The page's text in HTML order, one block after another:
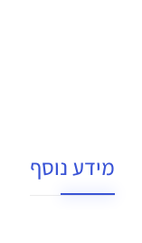
מידע נוסף